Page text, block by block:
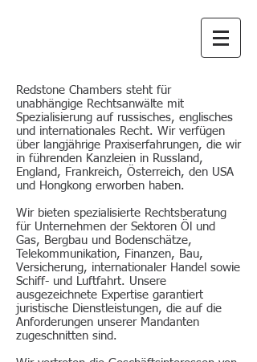
Redstone Chambers steht für
unabhängige Rechtsanwälte mit
Spezialisierung auf russisches, englisches
und internationales Recht. Wir verfügen
über langjährige Praxiserfahrungen, die wir
in führenden Kanzleien in Russland,
England, Frankreich, Österreich, den USA
und Hongkong erworben haben.
Wir bieten spezialisierte Rechtsberatung
für Unternehmen der Sektoren Öl und
Gas, Bergbau und Bodenschätze,
Telekommunikation, Finanzen, Bau,
Versicherung, internationaler Handel sowie
Schiff- und Luftfahrt. Unsere
ausgezeichnete Expertise garantiert
juristische Dienstleistungen, die auf die
Anforderungen unserer Mandanten
zugeschnitten sind.